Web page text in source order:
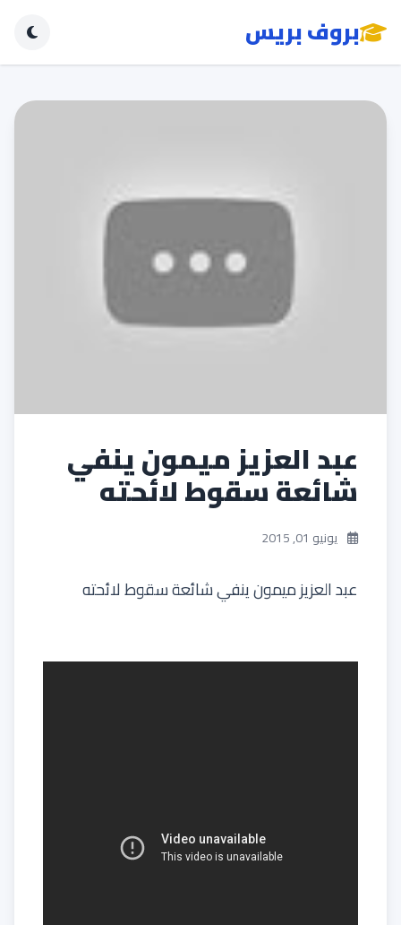
بروف بريس
عبد العزيز ميمون ينفي
شائعة سقوط لائحته
يونيو 01, 2015
عبد العزيز ميمون ينفي شائعة سقوط لائحته